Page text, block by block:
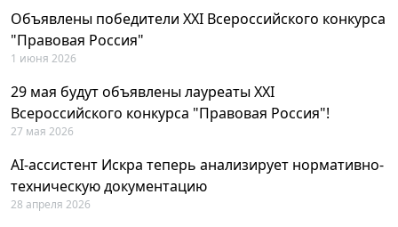
Объявлены победители XXI Всероссийского конкурса
"Правовая Россия"
1 июня 2026
29 мая будут объявлены лауреаты XXI
Всероссийского конкурса "Правовая Россия"!
27 мая 2026
AI-ассистент Искра теперь анализирует нормативно-
техническую документацию
28 апреля 2026